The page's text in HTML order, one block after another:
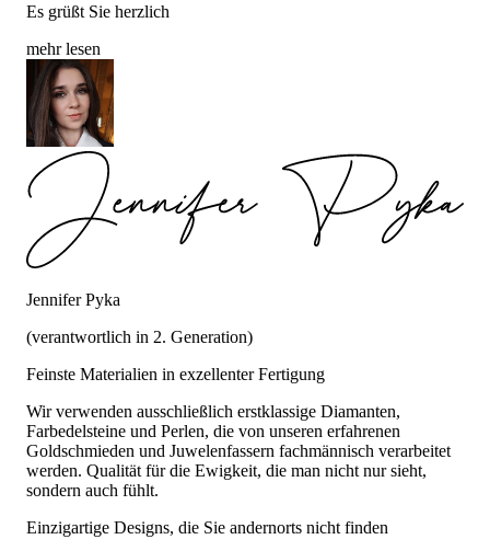
Es grüßt Sie herzlich
mehr lesen
Jennifer Pyka
(verantwortlich in 2. Generation)
Feinste Materialien in exzellenter Fertigung
Wir verwenden ausschließlich erstklassige Diamanten,
Farbedelsteine und Perlen, die von unseren erfahrenen
Goldschmieden und Juwelenfassern fachmännisch verarbeitet
werden. Qualität für die Ewigkeit, die man nicht nur sieht,
sondern auch fühlt.
Einzigartige Designs, die Sie andernorts nicht finden